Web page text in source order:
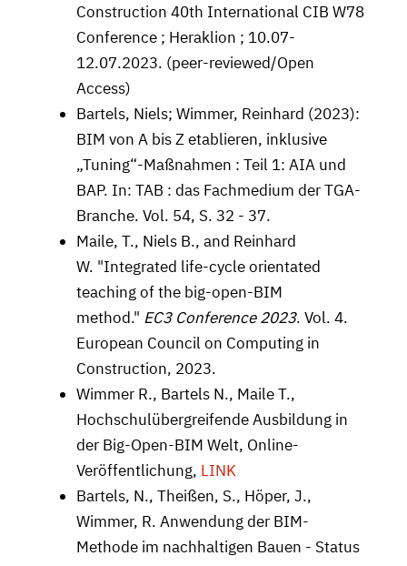
Construction 40th International CIB W78
Conference ; Heraklion ; 10.07-
12.07.2023. (peer-reviewed/Open
Access)
Bartels, Niels; Wimmer, Reinhard (2023):
BIM von A bis Z etablieren, inklusive
„Tuning“-Maßnahmen : Teil 1: AIA und
BAP. In: TAB : das Fachmedium der TGA-
Branche. Vol. 54, S. 32 - 37.
Maile, T., Niels B., and Reinhard
W. "Integrated life-cycle orientated
teaching of the big-open-BIM
method." EC3 Conference 2023. Vol. 4.
European Council on Computing in
Construction, 2023.
Wimmer R., Bartels N., Maile T.,
Hochschulübergreifende Ausbildung in
der Big-Open-BIM Welt, Online-
Veröffentlichung, LINK
Bartels, N., Theißen, S., Höper, J.,
Wimmer, R. Anwendung der BIM-
Methode im nachhaltigen Bauen - Status